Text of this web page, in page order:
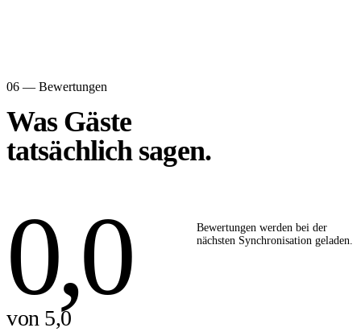
06 — Bewertungen
Was Gäste
tatsächlich sagen.
0,0
von 5,0
Bewertungen werden bei der
nächsten Synchronisation geladen.